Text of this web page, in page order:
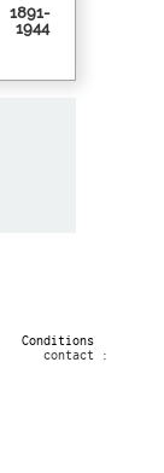
1891-
1944
Conditions
contact :